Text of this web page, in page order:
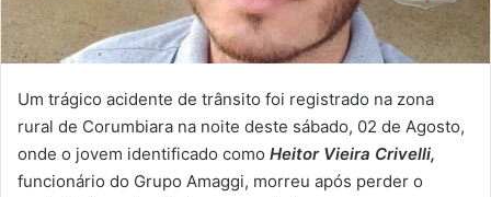
Um trágico acidente de trânsito foi registrado na zona
rural de Corumbiara na noite deste sábado, 02 de Agosto,
onde o jovem identificado como Heitor Vieira Crivelli,
funcionário do Grupo Amaggi, morreu após perder o